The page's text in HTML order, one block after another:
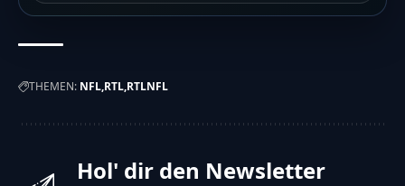
THEMEN: NFL RTL RTLNFL
Hol' dir den Newsletter